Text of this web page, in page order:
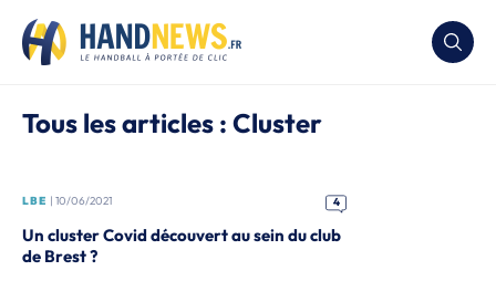
Tous les articles : Cluster
LBE | 10/06/2021 4
Un cluster Covid découvert au sein du club
de Brest ?